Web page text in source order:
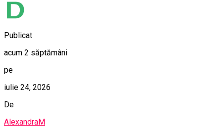
Publicat
acum 2 săptămâni
pe
iulie 24, 2026
De
AlexandraM